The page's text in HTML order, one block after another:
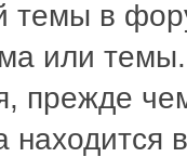
темы в
или
прежде